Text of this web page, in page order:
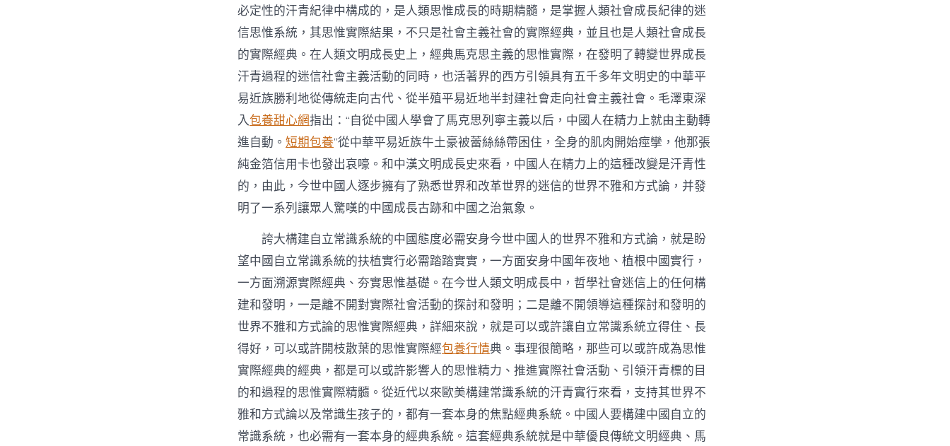
必定性的汗青紀律中構成的，是人類思惟成長的時期精髓，是掌握人類社會成長紀律的迷
信思惟系統，其思惟實際結果，不只是社會主義社會的實際經典，並且也是人類社會成長
的實際經典。在人類文明成長史上，經典馬克思主義的思惟實際，在發明了轉變世界成長
汗青過程的迷信社會主義活動的同時，也活著界的西方引領具有五千多年文明史的中華平
易近族勝利地從傳統走向古代、從半殖平易近地半封建社會走向社會主義社會。毛澤東深
入包養甜心網指出：“自從中國人學會了馬克思列寧主義以后，中國人在精力上就由主動轉
進自動。 短期包養”從中華平易近族牛土豪被蕾絲絲帶困住，全身的肌肉開始痙攣，他那張
純金箔信用卡也發出哀嚎。和中漢文明成長史來看，中國人在精力上的這種改變是汗青性
的，由此，今世中國人逐步擁有了熟悉世界和改革世界的迷信的世界不雅和方式論，并發
明了一系列讓眾人驚嘆的中國成長古跡和中國之治氣象。
誇大構建自立常識系統的中國態度必需安身今世中國人的世界不雅和方式論，就是盼
望中國自立常識系統的扶植實行必需踏踏實實，一方面安身中國年夜地、植根中國實行，
一方面溯源實際經典、夯實思惟基礎。在今世人類文明成長中，哲學社會迷信上的任何構
建和發明，一是離不開對實際社會活動的探討和發明；二是離不開領導這種探討和發明的
世界不雅和方式論的思惟實際經典，詳細來說，就是可以或許讓自立常識系統立得住、長
得好，可以或許開枝散葉的思惟實際經包養行情典。事理很簡略，那些可以或許成為思惟
實際經典的經典，都是可以或許影響人的思惟精力、推進實際社會活動、引領汗青標的目
的和過程的思惟實際精髓。從近代以來歐美構建常識系統的汗青實行來看，支持其世界不
雅和方式論以及常識生孩子的，都有一套本身的焦點經典系統。中國人要構建中國自立的
常識系統，也必需有一套本身的經典系統。這套經典系統就是中華優良傳統文明經典、馬